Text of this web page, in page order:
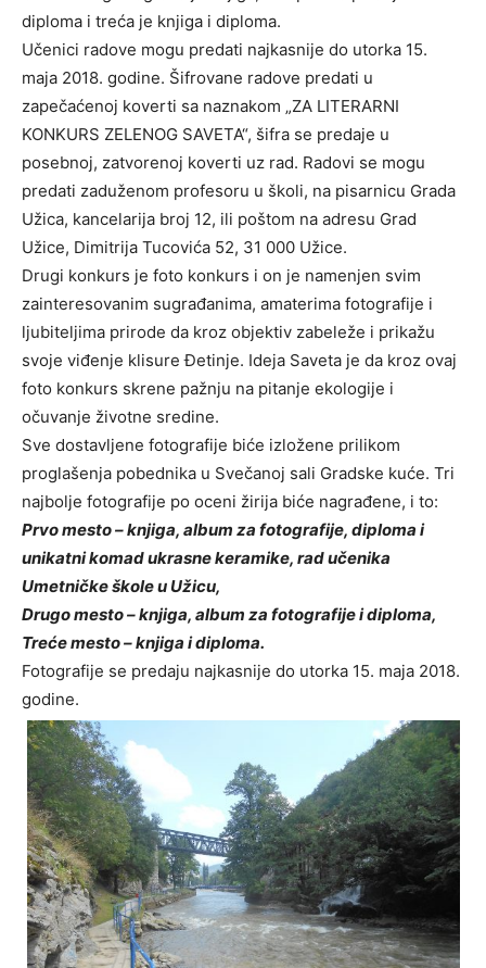
diploma i treća je knjiga i diploma.
Učenici radove mogu predati najkasnije do utorka 15.
maja 2018. godine. Šifrovane radove predati u
zapečaćenoj koverti sa naznakom „ZA LITERARNI
KONKURS ZELENOG SAVETA“, šifra se predaje u
posebnoj, zatvorenoj koverti uz rad. Radovi se mogu
predati zaduženom profesoru u školi, na pisarnicu Grada
Užica, kancelarija broj 12, ili poštom na adresu Grad
Užice, Dimitrija Tucovića 52, 31 000 Užice.
Drugi konkurs je foto konkurs i on je namenjen svim
zainteresovanim sugrađanima, amaterima fotografije i
ljubiteljima prirode da kroz objektiv zabeleže i prikažu
svoje viđenje klisure Đetinje. Ideja Saveta je da kroz ovaj
foto konkurs skrene pažnju na pitanje ekologije i
očuvanje životne sredine.
Sve dostavljene fotografije biće izložene prilikom
proglašenja pobednika u Svečanoj sali Gradske kuće. Tri
najbolje fotografije po oceni žirija biće nagrađene, i to:
Prvo mesto – knjiga, album za fotografije, diploma i
unikatni komad ukrasne keramike, rad učenika
Umetničke škole u Užicu,
Drugo mesto – knjiga, album za fotografije i diploma,
Treće mesto – knjiga i diploma.
Fotografije se predaju najkasnije do utorka 15. maja 2018.
godine.